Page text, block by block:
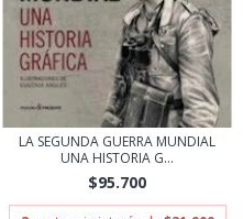
LA SEGUNDA GUERRA MUNDIAL
UNA HISTORIA G...
$95.700